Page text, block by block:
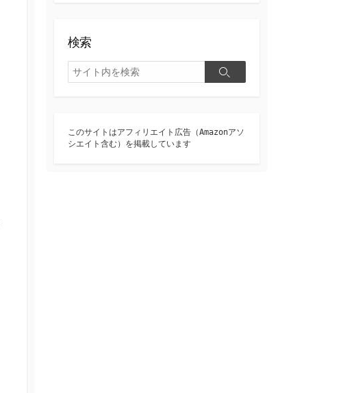
検索
検
索
検
このサイトはアフィリエイト広告（Amazonアソ
シエイト含む）を掲載しています